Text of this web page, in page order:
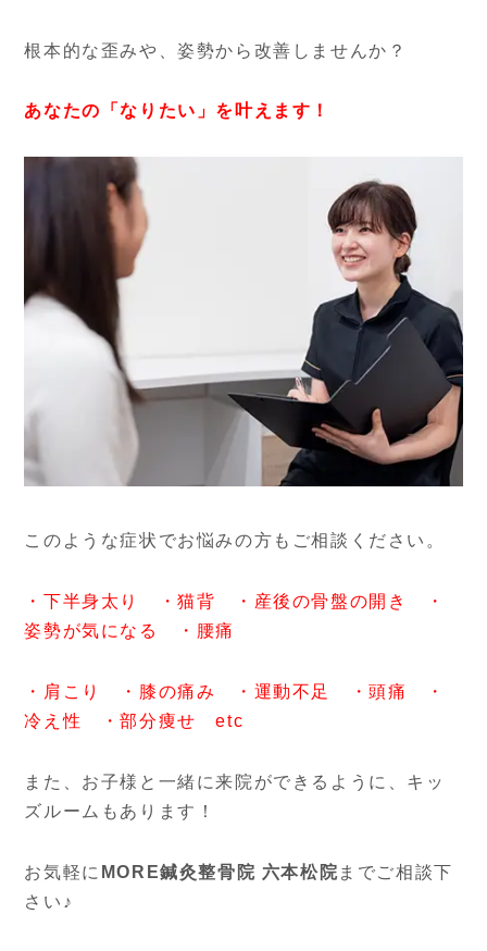
根本的な歪みや、姿勢から改善しませんか？
あなたの「なりたい」を叶えます！
このような症状でお悩みの方もご相談ください。
・下半身太り ・猫背 ・産後の骨盤の開き ・
姿勢が気になる ・腰痛
・肩こり ・膝の痛み ・運動不足 ・頭痛 ・
冷え性 ・部分痩せ etc
また、お子様と一緒に来院ができるように、キッ
ズルームもあります！
お気軽に MORE鍼灸整骨院 六本松院までご相談下
さい♪